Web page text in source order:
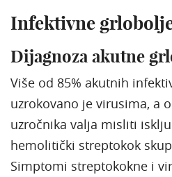
Infektivne
Dijagnoza akutne
Više od 85% akutnih
uzrokovano je virusima, a
uzročnika valja misliti
hemolitički streptokok
Simptomi streptokokne i